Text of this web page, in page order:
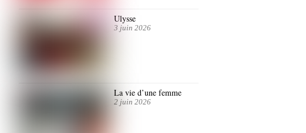
Ulysse
3 juin 2026
La vie d’une femme
2 juin 2026